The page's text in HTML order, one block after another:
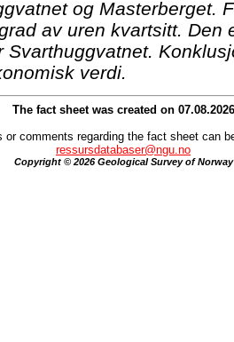
og Masterberget.
av uren kvartsitt. Den
Svarthuggvatnet.
verdi.
The fact sheet was created on 07.08.2026
or comments regarding the fact sheet can
ressursdatabaser@ngu.no
Copyright © 2026 Geological Survey of Norway